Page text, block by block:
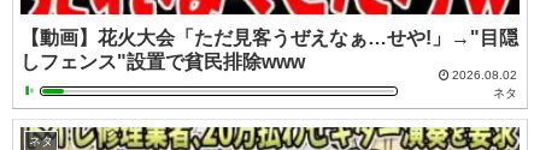
【動画】花火大会「ただ見客うぜえなぁ…せや!」→"目隠
しフェンス"設置で貧民排除www
2026.08.02
ネタ
ネタ